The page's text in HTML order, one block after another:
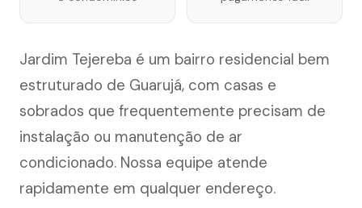
Jardim Tejereba é um bairro residencial bem
estruturado de Guarujá, com casas e
sobrados que frequentemente precisam de
instalação ou manutenção de ar
condicionado. Nossa equipe atende
rapidamente em qualquer endereço.